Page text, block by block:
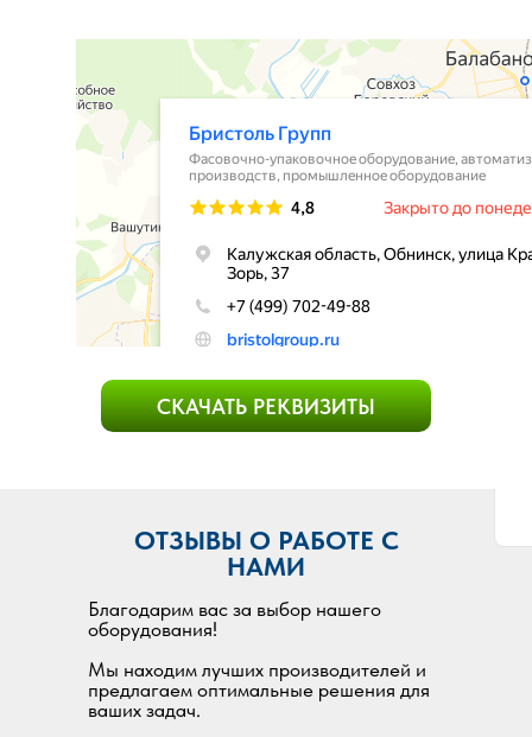
СКАЧАТЬ РЕКВИЗИТЫ
Благодарим вас за выбор нашего
оборудования!
Мы находим лучших производителей и
предлагаем оптимальные решения для
ваших задач.
ОТЗЫВЫ О РАБОТЕ С
НАМИ